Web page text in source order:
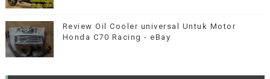
Review Oil Cooler universal Untuk Motor
Honda C70 Racing - eBay